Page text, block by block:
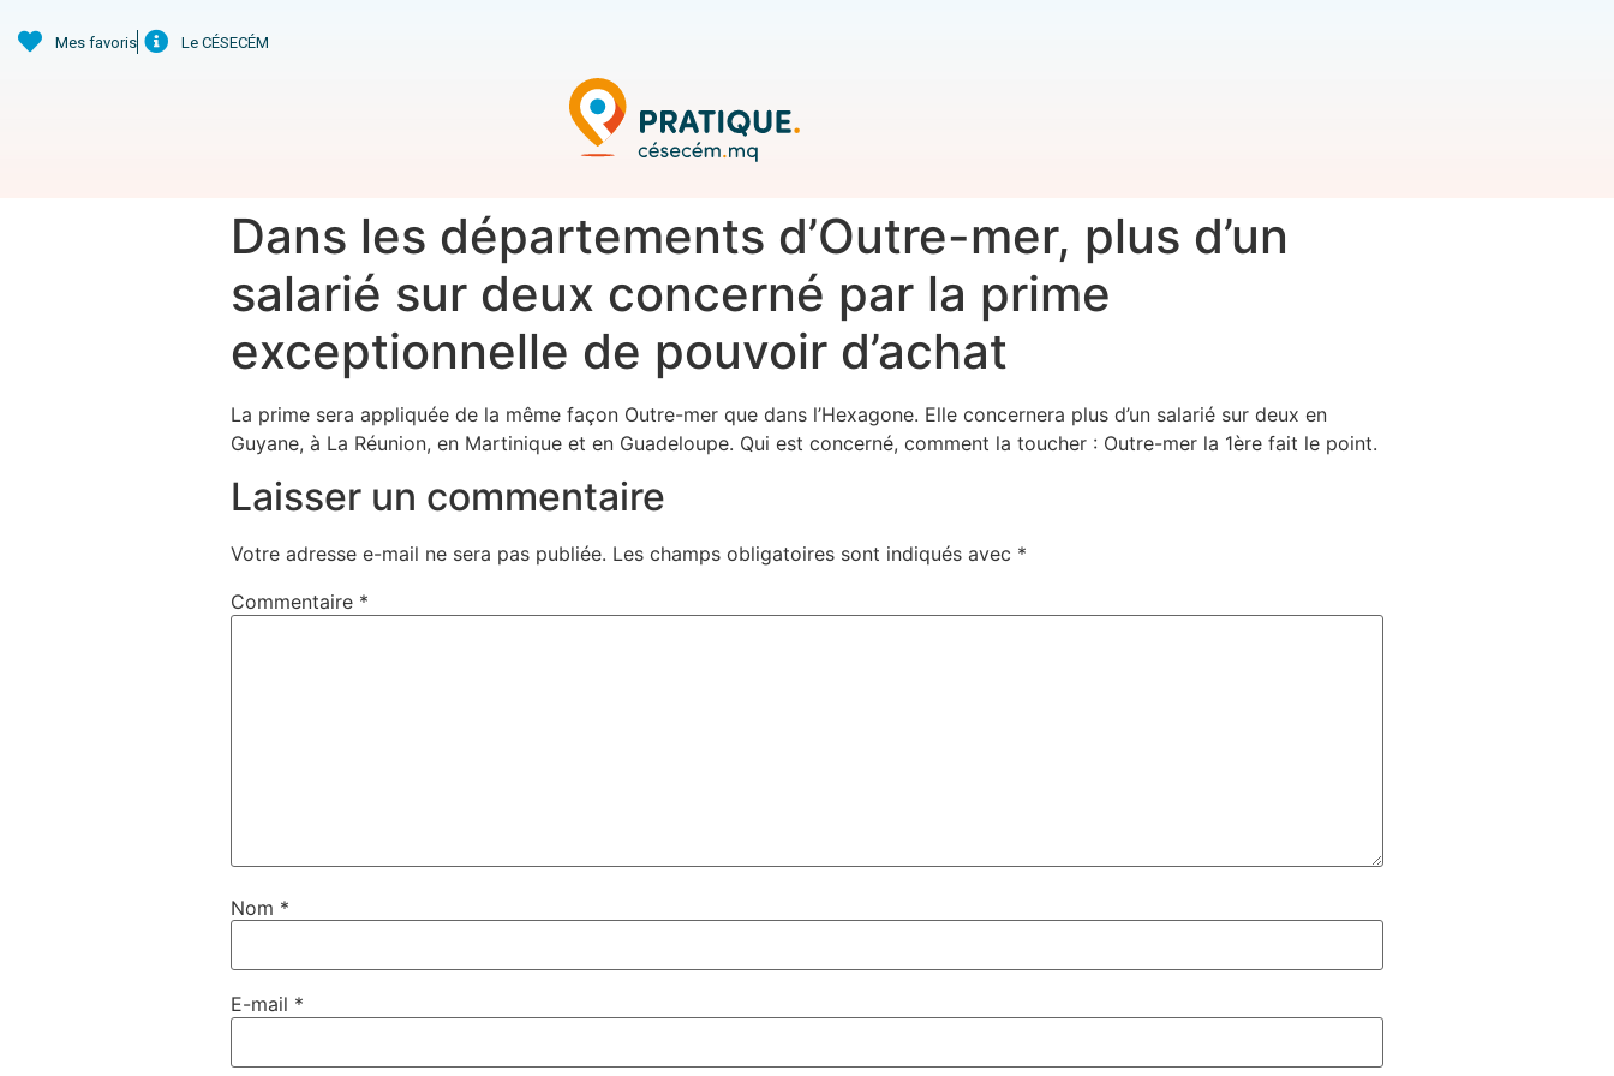
Mes favoris Le CÉSECÉM
Dans les départements d’Outre-mer, plus d’un
salarié sur deux concerné par la prime
exceptionnelle de pouvoir d’achat
La prime sera appliquée de la même façon Outre-mer que dans l’Hexagone. Elle concernera plus d’un salarié sur deux en
Guyane, à La Réunion, en Martinique et en Guadeloupe. Qui est concerné, comment la toucher : Outre-mer la 1ère fait le point.
Laisser un commentaire
Votre adresse e-mail ne sera pas publiée. Les champs obligatoires sont indiqués avec *
Commentaire *
Nom *
E-mail *